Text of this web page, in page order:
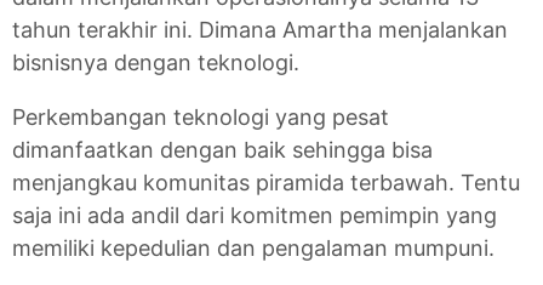
tahun terakhir ini. Dimana Amartha menjalankan
bisnisnya dengan teknologi.
Perkembangan teknologi yang pesat
dimanfaatkan dengan baik sehingga bisa
menjangkau komunitas piramida terbawah. Tentu
saja ini ada andil dari komitmen pemimpin yang
memiliki kepedulian dan pengalaman mumpuni.